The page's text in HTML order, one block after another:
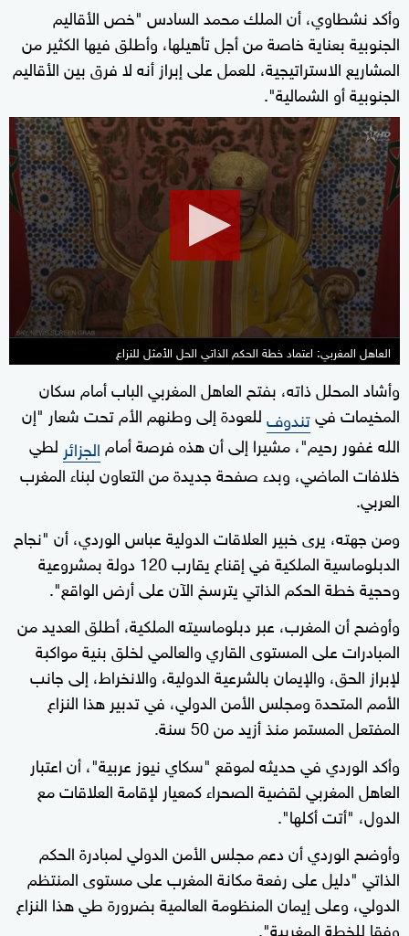
وأكد نشطاوي، أن الملك محمد السادس "خص الأقاليم
الجنوبية بعناية خاصة من أجل تأهيلها، وأطلق فيها الكثير من
المشاريع الاستراتيجية، للعمل على إبراز أنه لا فرق بين الأقاليم
الجنوبية أو الشمالية".
0
seconds
of
37
seconds
العاهل المغربي: اعتماد خطة الحكم الذاتي الحل الأمثل للنزاع
وأشاد المحلل ذاته، بفتح العاهل المغربي الباب أمام سكان
المخيمات فيتندوفللعودة إلى وطنهم الأم تحت شعار "إن
الله غفور رحيم"، مشيرا إلى أن هذه فرصة أمام الجزائر لطي
خلافات الماضي، وبدء صفحة جديدة من التعاون لبناء المغرب
العربي.
ومن جهته، يرى خبير العلاقات الدولية عباس الوردي، أن "نجاح
الدبلوماسية الملكية في إقناع يقارب 120 دولة بمشروعية
وحجية خطة الحكم الذاتي يترسخ الآن على أرض الواقع".
وأوضح أن المغرب، عبر دبلوماسيته الملكية، أطلق العديد من
المبادرات على المستوى القاري والعالمي لخلق بنية مواكبة
لإبراز الحق، والإيمان بالشرعية الدولية، والانخراط، إلى جانب
الأمم المتحدة ومجلس الأمن الدولي، في تدبير هذا النزاع
المفتعل المستمر منذ أزيد من 50 سنة.
وأكد الوردي في حديثه لموقع "سكاي نيوز عربية"، أن اعتبار
العاهل المغربي لقضية الصحراء كمعيار لإقامة العلاقات مع
الدول، "أتت أكلها".
وأوضح الوردي أن دعم مجلس الأمن الدولي لمبادرة الحكم
الذاتي "دليل على رفعة مكانة المغرب على مستوى المنتظم
الدولي، وعلى إيمان المنظومة العالمية بضرورة طي هذا النزاع
وفقا للخطة المغربية".